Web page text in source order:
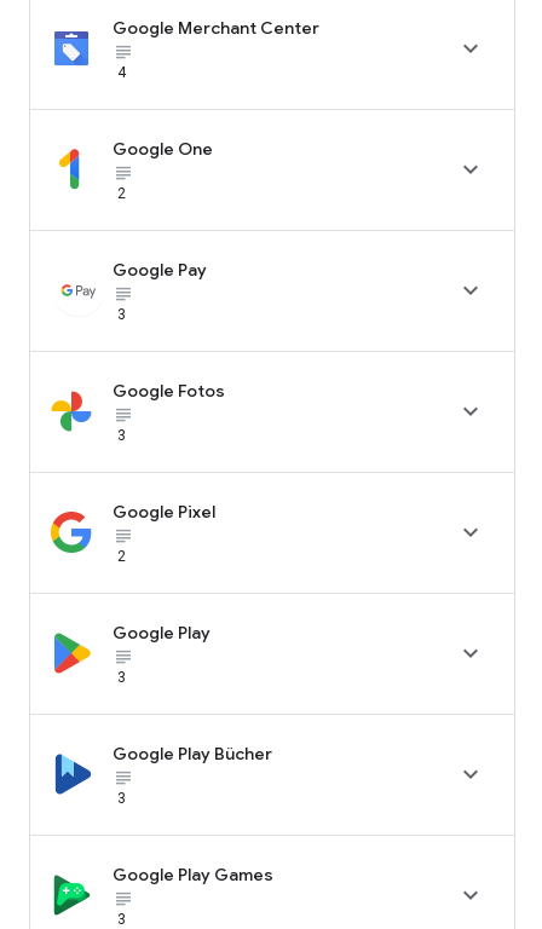
Google Merchant Center
subject_black
4

Google One
subject_black
2

Google Pay
subject_black
3

Google Fotos
subject_black
3

Google Pixel
subject_black
2

Google Play
subject_black
3

Google Play Bücher
subject_black
3

Google Play Games
subject_black
3
